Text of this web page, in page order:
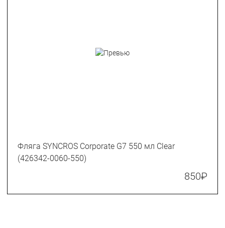
Фляга SYNCROS Corporate G7 550 мл Clear
(426342-0060-550)
850₽